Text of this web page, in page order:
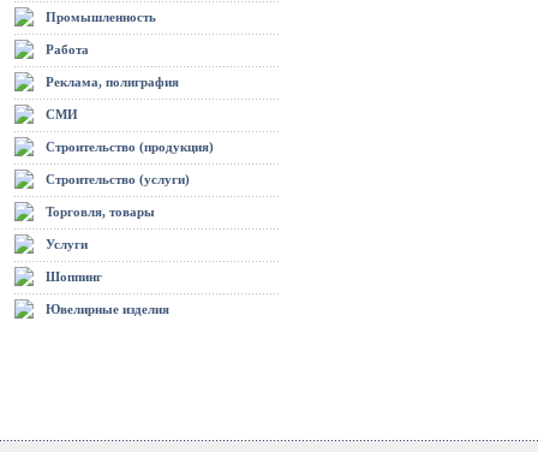
Промышленность
Работа
Реклама, полиграфия
СМИ
Строительство (продукция)
Строительство (услуги)
Торговля, товары
Услуги
Шоппинг
Ювелирные изделия